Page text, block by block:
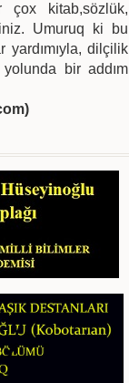
çox kitab,sözlük,
Umuruq ki bu
yardımıyla, dilçilik
bir addım
)